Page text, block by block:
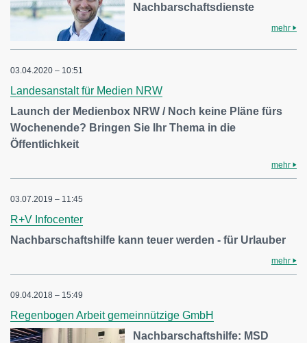
Nachbarschaftsdienste
mehr
03.04.2020 – 10:51
Landesanstalt für Medien NRW
Launch der Medienbox NRW / Noch keine Pläne fürs
Wochenende? Bringen Sie Ihr Thema in die
Öffentlichkeit
mehr
03.07.2019 – 11:45
R+V Infocenter
Nachbarschaftshilfe kann teuer werden - für Urlauber
mehr
09.04.2018 – 15:49
Regenbogen Arbeit gemeinnützige GmbH
Nachbarschaftshilfe: MSD